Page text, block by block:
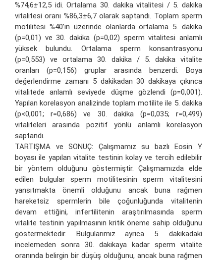
%74,6±12,5 idi. Ortalama 30. dakika vitalitesi / 5. dakika
vitalitesi oranı %86,3±6,7 olarak saptandı. Toplam sperm
motilitesi %40’ın üzerinde olanlarda ortalama 5. dakika
(p=0,01) ve 30. dakika (p=0,02) sperm vitalitesi anlamlı
yüksek bulundu. Ortalama sperm konsantrasyonu
(p=0,553) ve ortalama 30. dakika / 5. dakika vitalite
oranları (p=0,156) gruplar arasında benzerdi. Boya
değerlendirme zamanı 5 dakikadan 30 dakikaya çıkınca
vitalitede anlamlı seviyede düşme gözlendi (p=0,001).
Yapılan korelasyon analizinde toplam motilite ile 5. dakika
(p<0,001; r=0,686) ve 30. dakika (p=0,035; r=0,499)
vitaliteleri arasında pozitif yönlü anlamlı korelasyon
saptandı.
TARTIŞMA ve SONUÇ: Çalışmamız su bazlı Eosin Y
boyası ile yapılan vitalite testinin kolay ve tercih edilebilir
bir yöntem olduğunu göstermiştir. Çalışmamızda elde
edilen bulgular sperm motilitesinin sperm vitalitesini
yansıtmakta önemli olduğunu ancak buna rağmen
hareketsiz spermlerin bile çoğunluğunda vitalitenin
devam ettiğini, infertilitenin araştırılmasında sperm
vitalite testinin yapılmasının kritik öneme sahip olduğunu
göstermektedir. Bulgularımız ayrıca 5. dakikadaki
incelemeden sonra 30. dakikaya kadar sperm vitalite
oranında belirgin bir düşüş olduğunu, ancak buna rağmen